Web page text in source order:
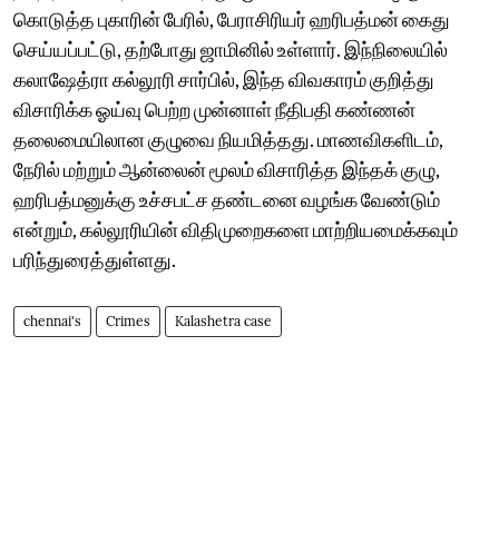
கொடுத்த புகாரின் பேரில், பேராசிரியர் ஹரிபத்மன் கைது
செய்யப்பட்டு, தற்போது ஜாமினில் உள்ளார். இந்நிலையில்
கலாஷேத்ரா கல்லூரி சார்பில், இந்த விவகாரம் குறித்து
விசாரிக்க ஓய்வு பெற்ற முன்னாள் நீதிபதி கண்ணன்
தலைமையிலான குழுவை நியமித்தது. மாணவிகளிடம்,
நேரில் மற்றும் ஆன்லைன் மூலம் விசாரித்த இந்தக் குழு,
ஹரிபத்மனுக்கு உச்சபட்ச தண்டனை வழங்க வேண்டும்
என்றும், கல்லூரியின் விதிமுறைகளை மாற்றியமைக்கவும்
பரிந்துரைத்துள்ளது.
chennai's Crimes Kalashetra case